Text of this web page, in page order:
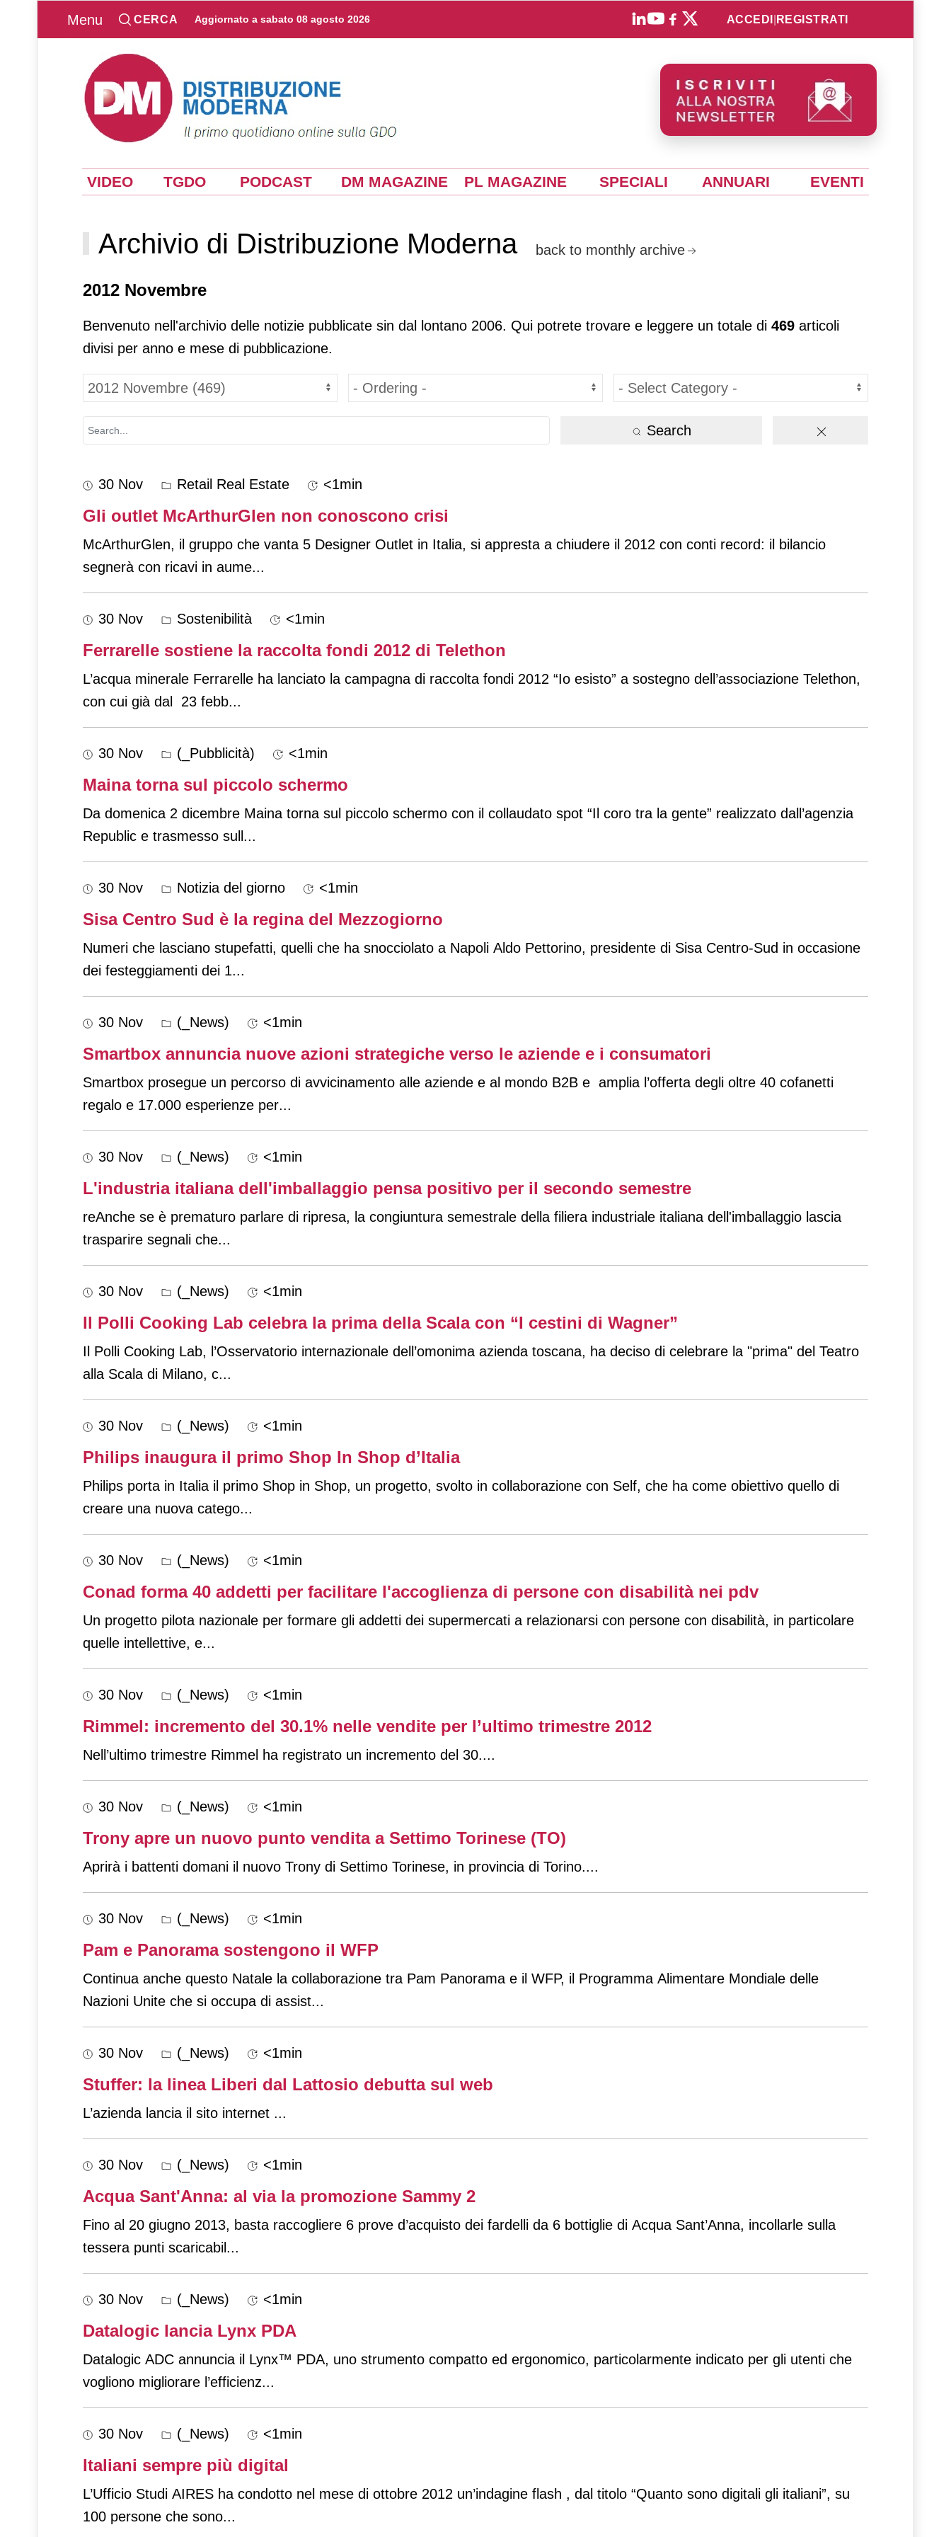
Menu CERCA Aggiornato a sabato 08 agosto 2026 ACCEDI REGISTRATI
VIDEO TGDO PODCAST DM MAGAZINE PL MAGAZINE SPECIALI ANNUARI EVENTI
Archivio di Distribuzione Moderna back to monthly archive
2012 Novembre
Benvenuto nell'archivio delle notizie pubblicate sin dal lontano 2006. Qui potrete trovare e leggere un totale di 469 articoli
divisi per anno e mese di pubblicazione.
Search
30 Nov Retail Real Estate <1min
Gli outlet McArthurGlen non conoscono crisi
McArthurGlen, il gruppo che vanta 5 Designer Outlet in Italia, si appresta a chiudere il 2012 con conti record: il bilancio
segnerà con ricavi in aume...
30 Nov Sostenibilità <1min
Ferrarelle sostiene la raccolta fondi 2012 di Telethon
L’acqua minerale Ferrarelle ha lanciato la campagna di raccolta fondi 2012 “Io esisto” a sostegno dell’associazione Telethon,
con cui già dal 23 febb...
30 Nov (_Pubblicità) <1min
Maina torna sul piccolo schermo
Da domenica 2 dicembre Maina torna sul piccolo schermo con il collaudato spot “Il coro tra la gente” realizzato dall’agenzia
Republic e trasmesso sull ...
30 Nov Notizia del giorno <1min
Sisa Centro Sud è la regina del Mezzogiorno
Numeri che lasciano stupefatti, quelli che ha snocciolato a Napoli Aldo Pettorino, presidente di Sisa Centro-Sud in occasione
dei festeggiamenti dei 1...
30 Nov (_News) <1min
Smartbox annuncia nuove azioni strategiche verso le aziende e i consumatori
Smartbox prosegue un percorso di avvicinamento alle aziende e al mondo B2B e amplia l’offerta degli oltre 40 cofanetti
regalo e 17.000 esperienze per...
30 Nov (_News) <1min
L'industria italiana dell'imballaggio pensa positivo per il secondo semestre
reAnche se è prematuro parlare di ripresa, la congiuntura semestrale della filiera industriale italiana dell'imballaggio lascia
trasparire segnali che...
30 Nov (_News) <1min
Il Polli Cooking Lab celebra la prima della Scala con “I cestini di Wagner”
Il Polli Cooking Lab, l’Osservatorio internazionale dell’omonima azienda toscana, ha deciso di celebrare la "prima" del Teatro
alla Scala di Milano, c...
30 Nov (_News) <1min
Philips inaugura il primo Shop In Shop d’Italia
Philips porta in Italia il primo Shop in Shop, un progetto, svolto in collaborazione con Self, che ha come obiettivo quello di
creare una nuova catego...
30 Nov (_News) <1min
Conad forma 40 addetti per facilitare l'accoglienza di persone con disabilità nei pdv
Un progetto pilota nazionale per formare gli addetti dei supermercati a relazionarsi con persone con disabilità, in particolare
quelle intellettive, e...
30 Nov (_News) <1min
Rimmel: incremento del 30.1% nelle vendite per l’ultimo trimestre 2012
Nell’ultimo trimestre Rimmel ha registrato un incremento del 30....
30 Nov (_News) <1min
Trony apre un nuovo punto vendita a Settimo Torinese (TO)
Aprirà i battenti domani il nuovo Trony di Settimo Torinese, in provincia di Torino....
30 Nov (_News) <1min
Pam e Panorama sostengono il WFP
Continua anche questo Natale la collaborazione tra Pam Panorama e il WFP, il Programma Alimentare Mondiale delle
Nazioni Unite che si occupa di assist...
30 Nov (_News) <1min
Stuffer: la linea Liberi dal Lattosio debutta sul web
L’azienda lancia il sito internet ...
30 Nov (_News) <1min
Acqua Sant'Anna: al via la promozione Sammy 2
Fino al 20 giugno 2013, basta raccogliere 6 prove d’acquisto dei fardelli da 6 bottiglie di Acqua Sant’Anna, incollarle sulla
tessera punti scaricabil ...
30 Nov (_News) <1min
Datalogic lancia Lynx PDA
Datalogic ADC annuncia il Lynx™ PDA, uno strumento compatto ed ergonomico, particolarmente indicato per gli utenti che
vogliono migliorare l’efficienz...
30 Nov (_News) <1min
Italiani sempre più digital
L’Ufficio Studi AIRES ha condotto nel mese di ottobre 2012 un’indagine flash , dal titolo “Quanto sono digitali gli italiani”, su
100 persone che sono...